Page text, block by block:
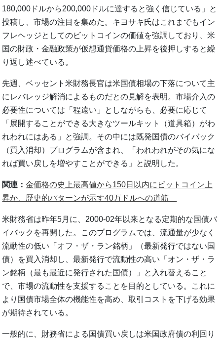
180,000ドルから200,000ドルに達すると強く信じている」と
投稿し、市場の注目を集めた。キヨサキ氏はこれまでもイン
フレヘッジとしてのビットコインの価値を強調しており、米
国の財政・金融政策が仮想通貨価格の上昇を後押しすると繰
り返し述べている。
先週、ベッセント米財務長官は米国債相場の下落について主
にレバレッジ解消によるものだとの見解を表明。市場介入の
必要性については「程遠い」としながらも、必要に応じて
「展開することができる大きなツールキット（道具箱）がわ
れわれにはある」と強調。その中には既発国債のバイバック
（買入消却）プログラムが含まれ、「われわれがその気にな
れば買い戻しを増やすことができる」と説明した。
関連：金価格の史上最高値から150日以内にビットコイン上
昇か、歴史的パターンが示す40万ドルへの道筋
米財務省は昨年5月に、2000-02年以来となる定期的な国債バ
イバックを再開した。このプログラムでは、流通量が少なく
流動性の低い「オフ・ザ・ラン銘柄」（最新発行ではない国
債）を買入消却し、最新発行で流動性の高い「オン・ザ・ラ
ン銘柄（最も最近に発行された国債）」と入れ替えること
で、市場の流動性を支援することを目的としている。これに
より国債市場全体の機能性を高め、取引コストを下げる効果
が期待されている。
一般的に、財務省による国債買い戻しは米国政府債の利回り